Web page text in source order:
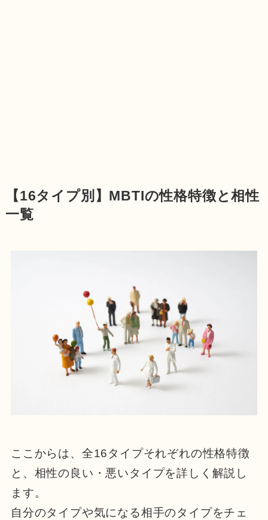
【16タイプ別】MBTIの性格特徴と相性
一覧
ここからは、全16タイプそれぞれの性格特徴
と、相性の良い・悪いタイプを詳しく解説し
ます。
自分のタイプや気になる相手のタイプをチェ